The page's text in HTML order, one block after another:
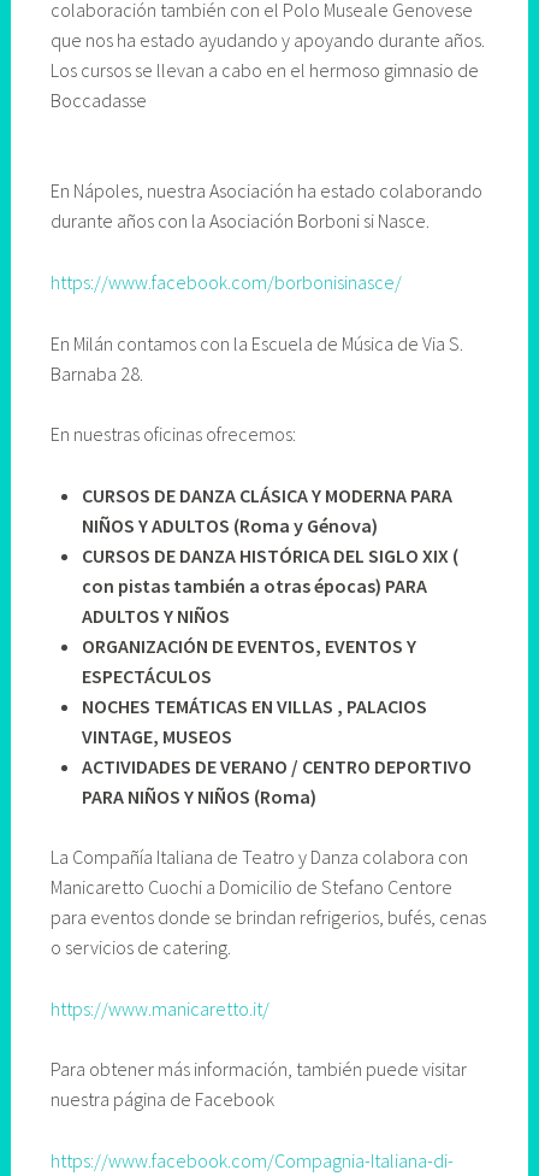
colaboración también con el Polo Museale Genovese
que nos ha estado ayudando y apoyando durante años.
Los cursos se llevan a cabo en el hermoso gimnasio de
Boccadasse
En Nápoles, nuestra Asociación ha estado colaborando
durante años con la Asociación Borboni si Nasce.
https://www.facebook.com/borbonisinasce/
En Milán contamos con la Escuela de Música de Via S.
Barnaba 28.
En nuestras oficinas ofrecemos:
CURSOS DE DANZA CLÁSICA Y MODERNA PARA
NIÑOS Y ADULTOS (Roma y Génova)
CURSOS DE DANZA HISTÓRICA DEL SIGLO XIX (
con pistas también a otras épocas) PARA
ADULTOS Y NIÑOS
ORGANIZACIÓN DE EVENTOS, EVENTOS Y
ESPECTÁCULOS
NOCHES TEMÁTICAS EN VILLAS , PALACIOS
VINTAGE, MUSEOS
ACTIVIDADES DE VERANO / CENTRO DEPORTIVO
PARA NIÑOS Y NIÑOS (Roma)
La Compañía Italiana de Teatro y Danza colabora con
Manicaretto Cuochi a Domicilio de Stefano Centore
para eventos donde se brindan refrigerios, bufés, cenas
o servicios de catering.
https://www.manicaretto.it/
Para obtener más información, también puede visitar
nuestra página de Facebook
https://www.facebook.com/Compagnia-Italiana-di-